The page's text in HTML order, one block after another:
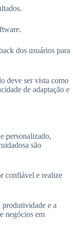
dos usuários para
deve ser vista como
de adaptação e
personalizado,
são
confiável e realize
produtividade e a
negócios em